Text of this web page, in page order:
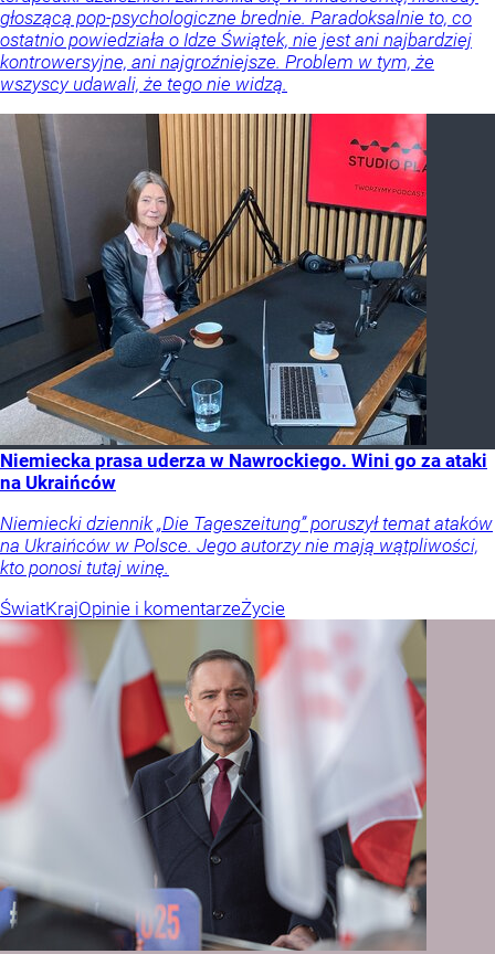
głoszącą pop-psychologiczne brednie. Paradoksalnie to, co
ostatnio powiedziała o Idze Świątek, nie jest ani najbardziej
kontrowersyjne, ani najgroźniejsze. Problem w tym, że
wszyscy udawali, że tego nie widzą.
Niemiecka prasa uderza w Nawrockiego. Wini go za ataki
na Ukraińców
Niemiecki dziennik „Die Tageszeitung” poruszył temat ataków
na Ukraińców w Polsce. Jego autorzy nie mają wątpliwości,
kto ponosi tutaj winę.
ŚwiatKrajOpinie i komentarzeŻycie